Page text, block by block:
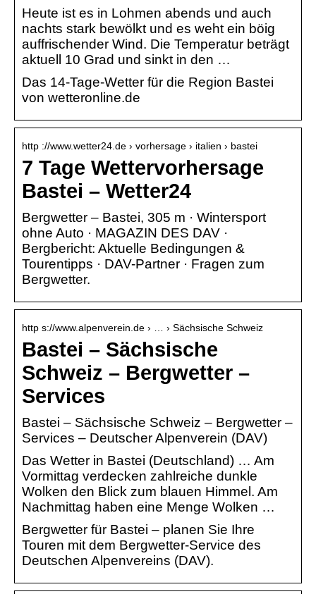
Heute ist es in Lohmen abends und auch
nachts stark bewölkt und es weht ein böig
auffrischender Wind. Die Temperatur beträgt
aktuell 10 Grad und sinkt in den …
Das 14-Tage-Wetter für die Region Bastei
von wetteronline.de
http ://www.wetter24.de › vorhersage › italien › bastei
7 Tage Wettervorhersage
Bastei – Wetter24
Bergwetter – Bastei, 305 m · Wintersport
ohne Auto · MAGAZIN DES DAV ·
Bergbericht: Aktuelle Bedingungen &
Tourentipps · DAV-Partner · Fragen zum
Bergwetter.
http s://www.alpenverein.de › … › Sächsische Schweiz
Bastei – Sächsische
Schweiz – Bergwetter –
Services
Bastei – Sächsische Schweiz – Bergwetter –
Services – Deutscher Alpenverein (DAV)
Das Wetter in Bastei (Deutschland) … Am
Vormittag verdecken zahlreiche dunkle
Wolken den Blick zum blauen Himmel. Am
Nachmittag haben eine Menge Wolken …
Bergwetter für Bastei – planen Sie Ihre
Touren mit dem Bergwetter-Service des
Deutschen Alpenvereins (DAV).